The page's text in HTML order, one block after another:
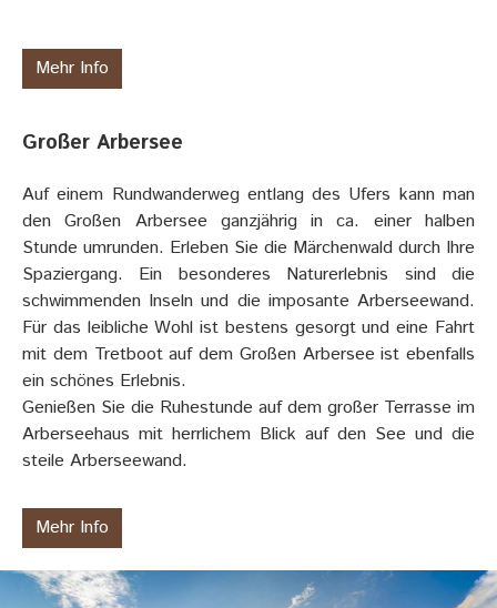
Mehr Info
Großer Arbersee
Auf einem Rundwanderweg entlang des Ufers kann man
den Großen Arbersee ganzjährig in ca. einer halben
Stunde umrunden. Erleben Sie die Märchenwald durch Ihre
Spaziergang. Ein besonderes Naturerlebnis sind die
schwimmenden Inseln und die imposante Arberseewand.
Für das leibliche Wohl ist bestens gesorgt und eine Fahrt
mit dem Tretboot auf dem Großen Arbersee ist ebenfalls
ein schönes Erlebnis.
Genießen Sie die Ruhestunde auf dem großer Terrasse im
Arberseehaus mit herrlichem Blick auf den See und die
steile Arberseewand.
Mehr Info